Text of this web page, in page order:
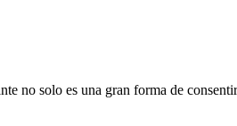
no solo es una gran forma de